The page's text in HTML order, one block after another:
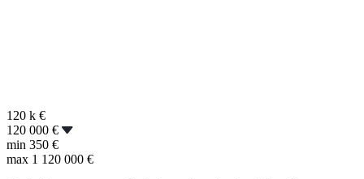
120 k €
120 000 €
min 350 €
max 1 120 000 €